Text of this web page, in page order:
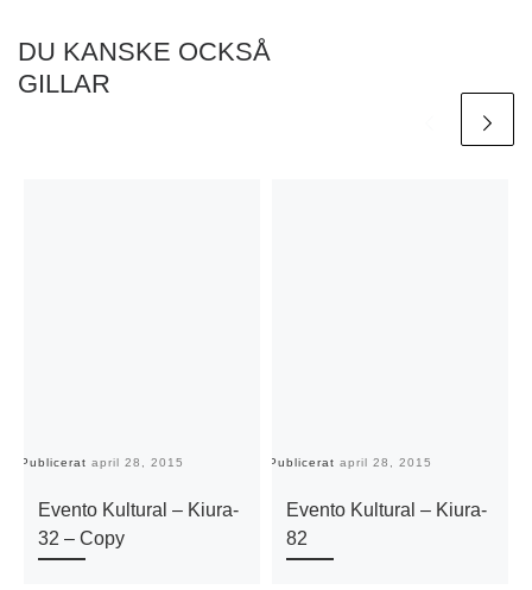
DU KANSKE OCKSÅ
GILLAR
Publicerat april 28, 2015
Evento Kultural – Kiura-
32 – Copy
Publicerat april 28, 2015
Evento Kultural – Kiura-
82